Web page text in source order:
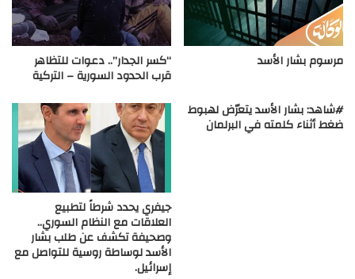
مرسوم بشار الأسد “كسر الجدار”.. دعوات للتظاهر
قرب الحدود السورية – التركية
#شاهد: بشار الأسد يتعرّض لهبوط
ضغط أثناء كلمته في البرلمان
جيفري يحدد شرطاً لتطبيع
العلاقات مع النظام السوري..
وصحيفة تكشف عن طلب بشار
الأسد لوساطة روسية للتواصل مع
إسرائيل.